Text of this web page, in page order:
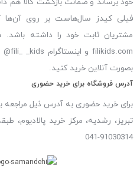
فیلی کیدز سال‌هاست بر روی آن‌ها
مشتریان ثابت خود را داشته
بصورت آنلاین خرید کنید.
آدرس فروشگاه برای خرید حضوری
برای خرید حضوری به آدرس ذیل مراجعه
91030314-041